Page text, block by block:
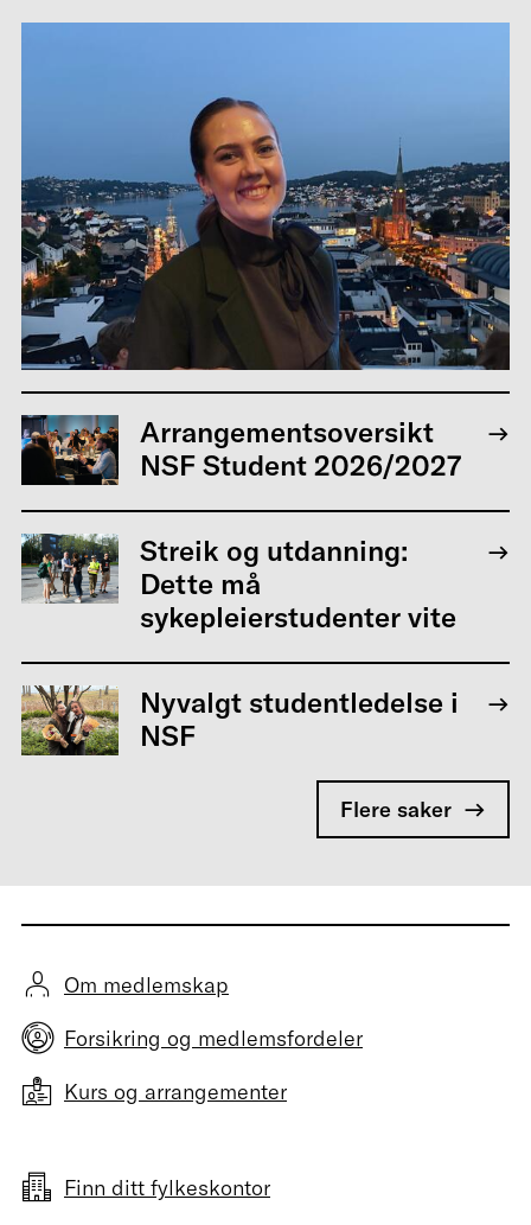
Arrangementsoversikt
NSF Student 2026/2027
Streik og utdanning:
Dette må
sykepleierstudenter vite
Nyvalgt studentledelse i
NSF
Flere saker
Om medlemskap
Forsikring og medlemsfordeler
Kurs og arrangementer
Finn ditt fylkeskontor